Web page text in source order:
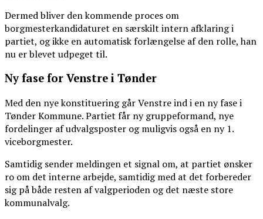
Dermed bliver den kommende proces om
borgmesterkandidaturet en særskilt intern afklaring i
partiet, og ikke en automatisk forlængelse af den rolle, han
nu er blevet udpeget til.
Ny fase for Venstre i Tønder
Med den nye konstituering går Venstre ind i en ny fase i
Tønder Kommune. Partiet får ny gruppeformand, nye
fordelinger af udvalgsposter og muligvis også en ny 1.
viceborgmester.
Samtidig sender meldingen et signal om, at partiet ønsker
ro om det interne arbejde, samtidig med at det forbereder
sig på både resten af valgperioden og det næste store
kommunalvalg.